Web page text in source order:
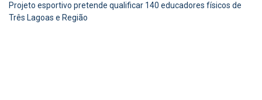
Projeto esportivo pretende qualificar 140 educadores físicos de
Três Lagoas e Região